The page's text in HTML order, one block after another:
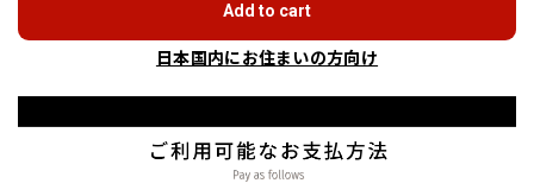
Add to cart
日本国内にお住まいの方向け